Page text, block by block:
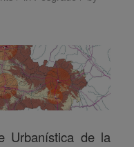
Urbanística de la